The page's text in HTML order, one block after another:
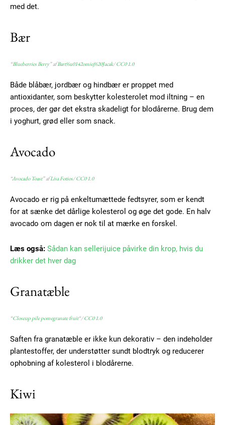
med det.
Bær
“Blueberries Berry” afBart%u0142omiej%20Jacak/CC0 1.0
Både blåbær, jordbær og hindbær er proppet med
antioxidanter, som beskytter kolesterolet mod iltning – en
proces, der gør det ekstra skadeligt for blodårerne. Brug dem
i yoghurt, grød eller som snack.
Avocado
“Avocado Toast” afLisa Fotios/CC0 1.0
Avocado er rig på enkeltumættede fedtsyrer, som er kendt
for at sænke det dårlige kolesterol og øge det gode. En halv
avocado om dagen er nok til at mærke en forskel.
Læs også: Sådan kan sellerijuice påvirke din krop, hvis du
drikker det hver dag
Granatæble
“Closeup pile pomegranate fruit“/CC0 1.0
Saften fra granatæble er ikke kun dekorativ – den indeholder
plantestoffer, der understøtter sundt blodtryk og reducerer
ophobning af kolesterol i blodårerne.
Kiwi